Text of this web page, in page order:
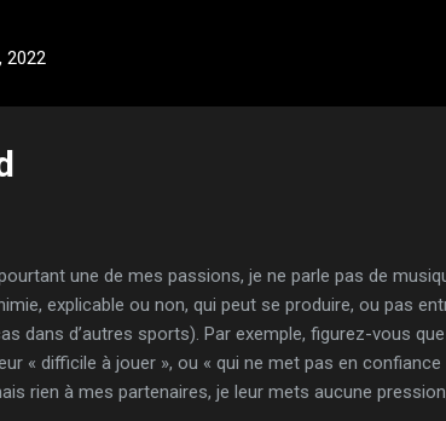
2022
une de mes passions, je ne parle pas de
explicable ou non, qui peut se produire, ou pas
dans d’autres sports). Par exemple, figurez-vous
« difficile à jouer », ou « qui ne met pas en
rien à mes partenaires, je leur mets aucune